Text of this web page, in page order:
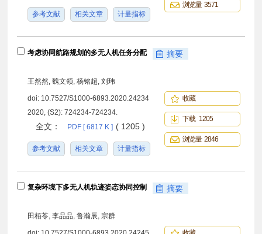
参考文献 相关文章 计量指标
浏览量 3571
考虑协同航路规划的多无人机任务分配 摘要
王然然, 魏文领, 杨铭超, 刘玮
doi: 10.7527/S1000-6893.2020.24234
2020, (S2): 724234-724234.
全文： PDF [ 6817 K ] ( 1205 )
参考文献 相关文章 计量指标
收藏
下载 1205
浏览量 2846
复杂环境下多无人机轨迹姿态协同控制 摘要
田栢苓, 李品品, 鲁瀚辰, 宗群